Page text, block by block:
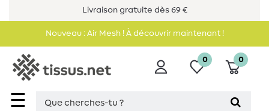
Livraison gratuite dès 69 €
Nouveau : Air Mesh ! À découvrir maintenant !
☰
0 0